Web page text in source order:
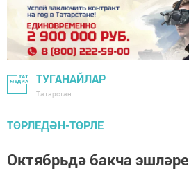
ТУГАНАЙЛАР
Татарстан
ТӨРЛЕДӘН-ТӨРЛЕ
Октябрьдә бакча эшләре